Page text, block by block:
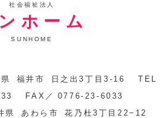
社会福祉法人
ホーム
SUNHOME
福井市 日之出3丁目3-16
TEL
FAX／
0776-23-6033
県 あわら市
花乃杜3丁目22−12